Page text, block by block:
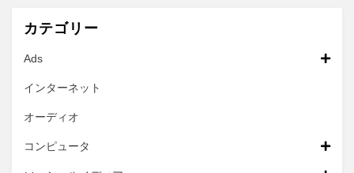
カテゴリー
Ads
インターネット
オーディオ
コンピュータ